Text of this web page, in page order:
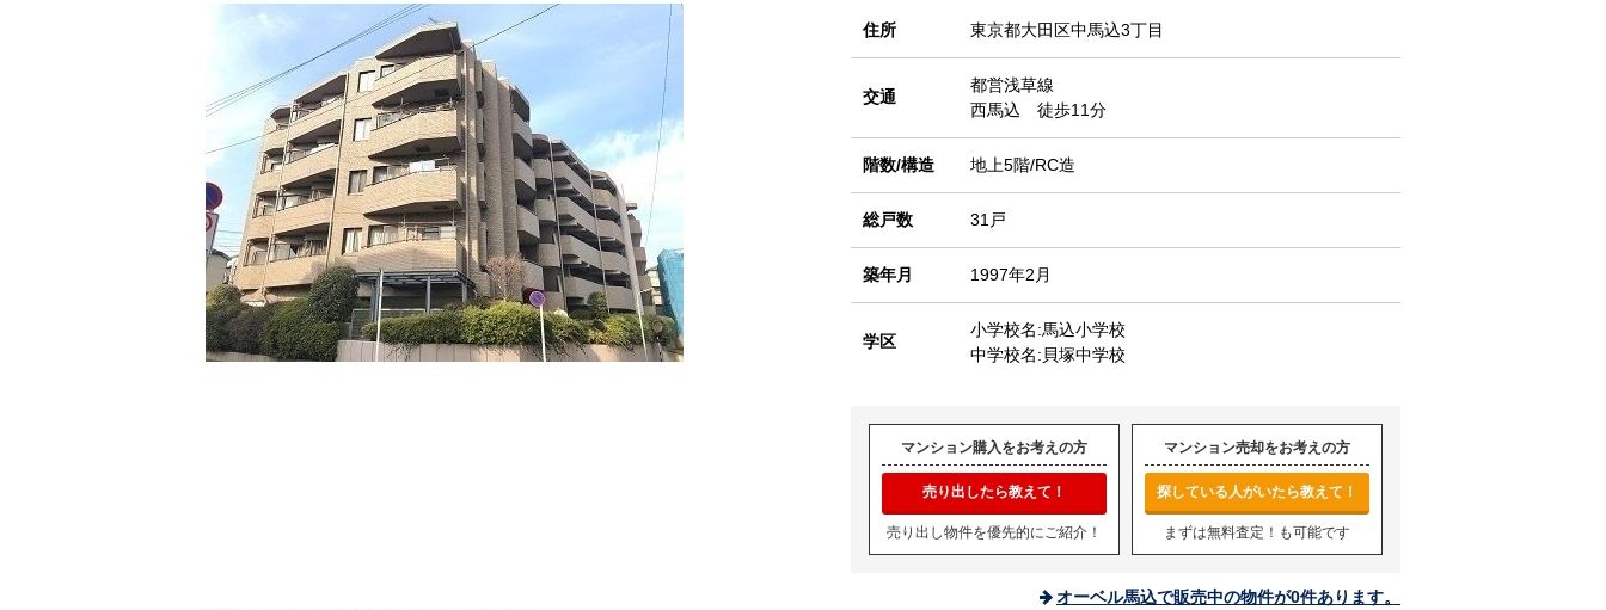
住所 東京都大田区中馬込3丁目
交通
都営浅草線
西馬込 徒歩11分
階数/構造 地上5階/RC造
総戸数 31戸
築年月 1997年2月
学区
小学校名:馬込小学校
中学校名:貝塚中学校
マンション購入をお考えの方
売り出したら教えて！
売り出し物件を優先的にご紹介！
マンション売却をお考えの方
探している人がいたら教えて！
まずは無料査定！も可能です
オーベル馬込で販売中の物件が0件あります。